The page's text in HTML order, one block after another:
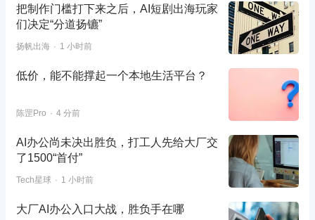
把制作门槛打下来之后，AI短剧出海玩家
们决定“分道扬镳”
扬帆出海 1 小时前
低价，能不能撑起一个本地生活平台？
陈罡Pro 4 分前
AI办公尚未决出胜负，打工人先给大厂交
了1500“首付”
Tech星球 1 小时前
大厂AI办公入口大战，胜负手在哪